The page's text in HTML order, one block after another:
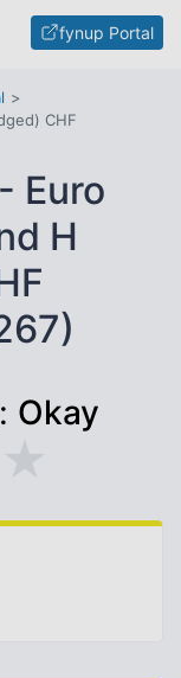
fynup Portal
CHF
Euro
H
Okay